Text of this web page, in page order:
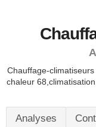
Chauffage-
chaleur
Analyses